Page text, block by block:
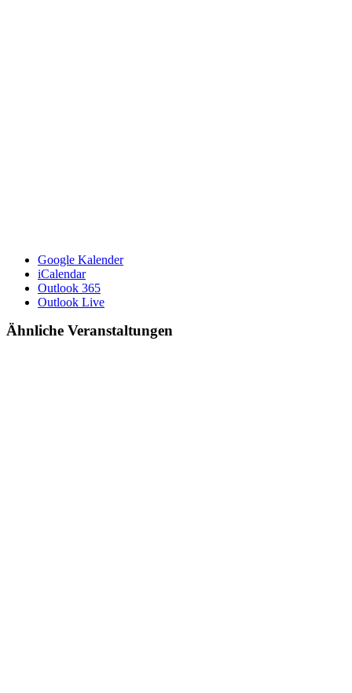
Google Kalender
iCalendar
Outlook 365
Outlook Live
Ähnliche Veranstaltungen